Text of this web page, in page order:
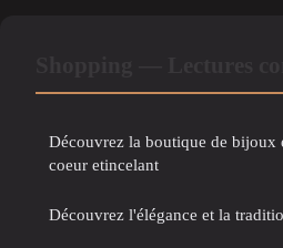
Découvrez la boutique de bijoux
coeur etincelant
Découvrez l'élégance et la